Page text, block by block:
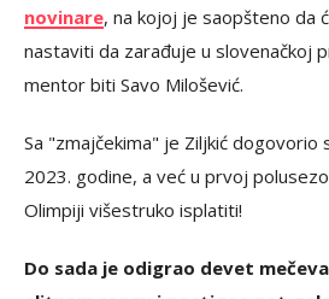
novinare, na kojoj je saopšteno da
nastaviti da zarađuje u slovenačkoj
mentor biti Savo Milošević.
Sa "zmajčekima" je Ziljkić dogovorio
2023. godine, a već u prvoj
Olimpiji višestruko isplatiti!
Do sada je odigrao devet